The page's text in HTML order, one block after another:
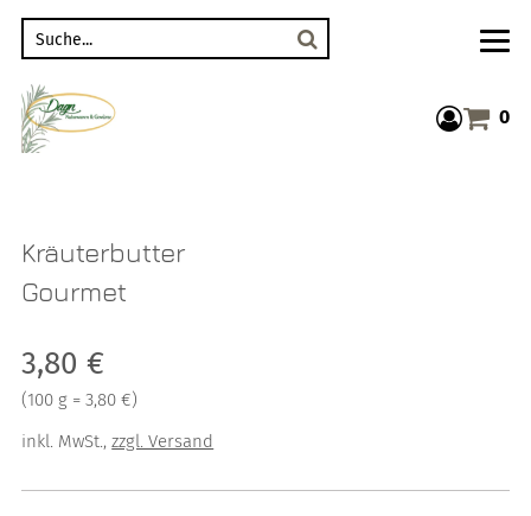
0
Kräuterbutter
Gourmet
Verkaufspreis: 3,80 €
3,80 €
Preis pro 100 g = 3,80 €
(100 g = 3,80 €)
inkl. MwSt.,zzgl. Versand